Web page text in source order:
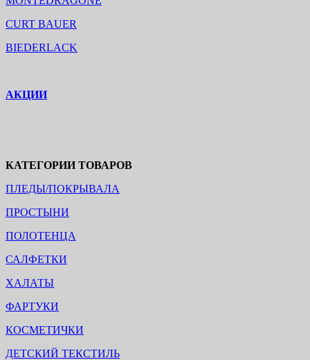
CURT BAUER
BIEDERLACK
АКЦИИ
КАТЕГОРИИ ТОВАРОВ
ПЛЕДЫ/ПОКРЫВАЛА
ПРОСТЫНИ
ПОЛОТЕНЦА
САЛФЕТКИ
ХАЛАТЫ
ФАРТУКИ
КОСМЕТИЧКИ
ДЕТСКИЙ ТЕКСТИЛЬ